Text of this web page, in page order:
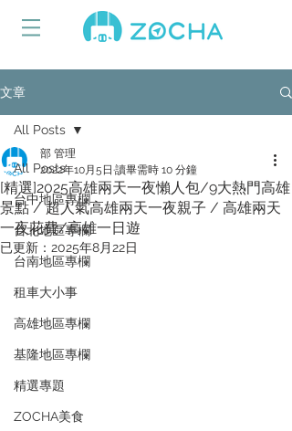
文章
All Posts
台中地區專欄
台北地區專欄
台南地區專欄
租車大小事
高雄地區專欄
基隆地區專欄
精選專題
ZOCHA美食
All Posts
[精選]2025高雄兩天一夜懶人包/9大熱門高雄
景點 / 超人氣高雄兩天一夜親子 / 高雄兩天
一夜花費/高雄一日遊
部 管理
2022年10月5日 讀畢需時 10 分鐘
已更新： 2025年8月22日